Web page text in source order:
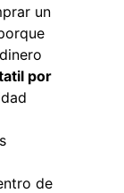
un
por
de